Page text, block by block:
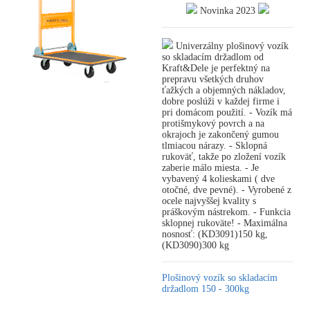
Novinka 2023
Univerzálny plošinový vozík
so skladacím držadlom od
Kraft&Dele je perfektný na
prepravu všetkých druhov
ťažkých a objemných nákladov,
dobre poslúži v každej firme i
pri domácom použití. - Vozík má
protišmykový povrch a na
okrajoch je zakončený gumou
tlmiacou nárazy. - Sklopná
rukoväť, takže po zložení vozík
zaberie málo miesta. - Je
vybavený 4 kolieskami ( dve
otočné, dve pevné). - Vyrobené z
ocele najvyššej kvality s
práškovým nástrekom. - Funkcia
sklopnej rukoväte! - Maximálna
nosnosť: (KD3091)150 kg,
(KD3090)300 kg
Plošinový vozík so skladacím
držadlom 150 - 300kg